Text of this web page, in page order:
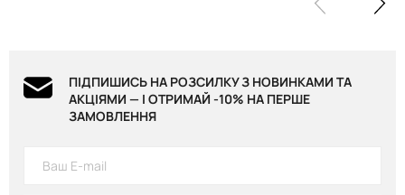
ПІДПИШИСЬ НА РОЗСИЛКУ З НОВИНКАМИ ТА
АКЦІЯМИ — І ОТРИМАЙ -10% НА ПЕРШЕ
ЗАМОВЛЕННЯ